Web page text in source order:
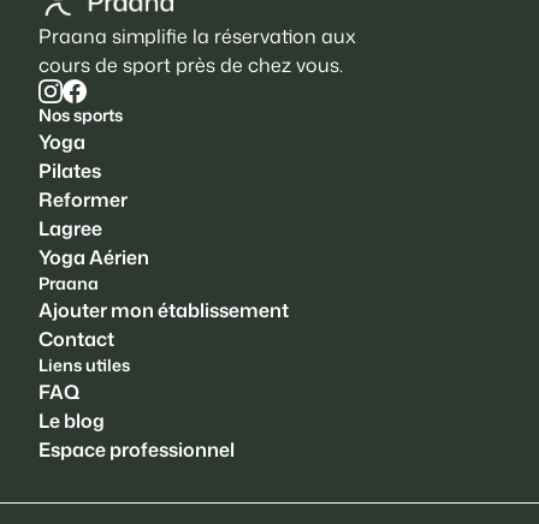
Praana simplifie la réservation aux
cours de sport près de chez vous.
Nos sports
Yoga
Pilates
Reformer
Lagree
Yoga Aérien
Praana
Ajouter mon établissement
Contact
Liens utiles
FAQ
Le blog
Espace professionnel